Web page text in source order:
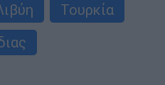
Τουρκία